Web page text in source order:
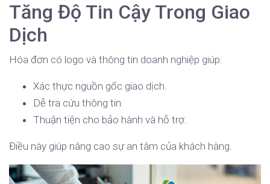
Tăng Độ Tin Cậy Trong Giao
Dịch
Hóa đơn có logo và thông tin doanh nghiệp giúp:
Xác thực nguồn gốc giao dịch.
Dễ tra cứu thông tin.
Thuận tiện cho bảo hành và hỗ trợ.
Điều này giúp nâng cao sự an tâm của khách hàng.